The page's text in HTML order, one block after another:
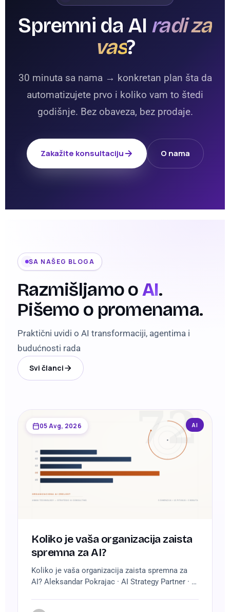
Spremni da AI radi za
vas?
30 minuta sa nama → konkretan plan šta da
automatizujete prvo i koliko vam to štedi
godišnje. Bez obaveza, bez prodaje.
Zakažite konsultaciju O nama
SA NAŠEG BLOGA
Razmišljamo oAI.
Pišemo o promenama.
Praktični uvidi o AI transformaciji, agentima i
budućnosti rada
Svi članci
05 Avg, 2026 AI
Koliko je vaša organizacija zaista
spremna za AI?
Koliko je vaša organizacija zaista spremna za
AI? Aleksandar Pokrajac · AI Strategy Partner · 3